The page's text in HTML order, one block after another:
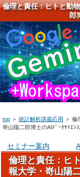
倫理と責任：ヒトと動
郎
top ＞ 統計解析講義応用 ＞ 倫
嵜山陽二郎博士のAIﾃﾞｰﾀｻｲｴﾝｽ
セミナー案内
倫理と責任：ヒ
報大学・嵜山陽